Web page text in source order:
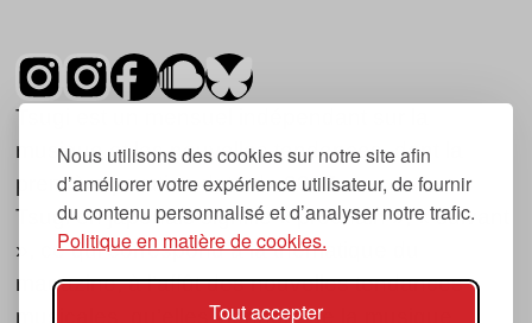
Nous utilisons des cookies sur notre site afin
d’améliorer votre expérience utilisateur, de fournir
du contenu personnalisé et d’analyser notre trafic.
Politique en matière de cookies.
Tout accepter
Tsugi est un mensuel indépendant sur la
musique et les nouvelles tendances, dont la
première parution date de 2007.
Tsugi en japonais signifie « prochain », « suivant
», ce qui correspond à la thématique du
magazine, à l’affût des nouvelles tendances
musicales, qu’elles viennent de la musique